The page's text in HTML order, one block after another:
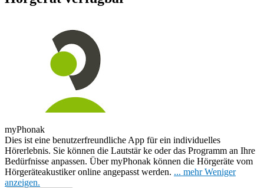
myPhonak
Dies ist eine benutzerfreundliche App für ein individuelles
Hörerlebnis. Sie können die Lautstärke oder das Programm an Ihre
Bedürfnisse anpassen. Über myPhonak können die Hörgeräte vom
Hörgeräteakustiker online angepasst werden. ... mehr Weniger
anzeigen.